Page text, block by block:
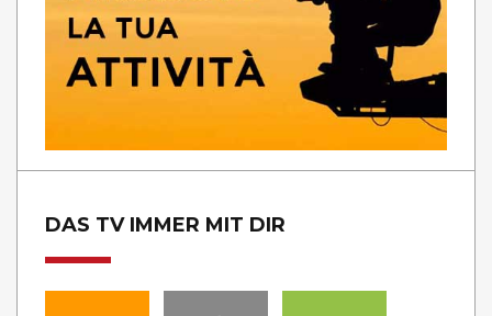
DAS TV IMMER MIT DIR